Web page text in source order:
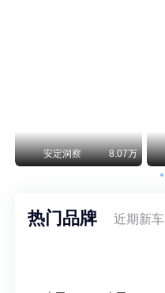
安定洞察 8.07万
热门品牌 近期新车